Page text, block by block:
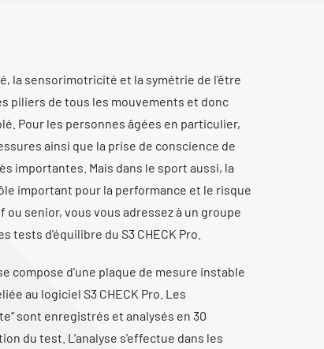
la sensorimotricité et la symétrie de l'être
piliers de tous les mouvements et donc
Pour les personnes âgées en particulier,
ainsi que la prise de conscience de
importantes. Mais dans le sport aussi, la
important pour la performance et le risque
ou senior, vous vous adressez à un groupe
d'équilibre du S3 CHECK Pro.
compose d'une plaque de mesure instable
au logiciel S3 CHECK Pro. Les
sont enregistrés et analysés en 30
du test. L'analyse s'effectue dans les